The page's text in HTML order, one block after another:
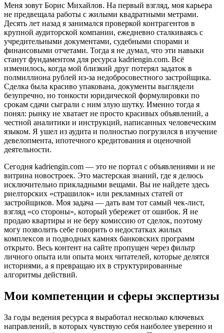
Меня зовут Борис Михайлов. На первый взгляд, моя карьера
не предвещала работы с жилыми квадратными метрами.
Десять лет назад я занимался проверкой контрагентов в
крупной аудиторской компании, ежедневно сталкиваясь с
учредительными документами, судебными спорами и
финансовыми отчетами. Тогда я не думал, что эти навыки
станут фундаментом для ресурса kadriengin.com. Всё
изменилось, когда мой близкий друг потерял задаток в
полмиллиона рублей из-за недобросовестного застройщика.
Сделка была красиво упакована, документы выглядели
безупречно, но тонкости юридической формулировки по
срокам сдачи сыграли с ним злую шутку. Именно тогда я
понял: рынку не хватает не просто красивых объявлений, а
честной аналитики и инструкций, написанных человеческим
языком. Я ушел из аудита и полностью погрузился в изучение
девелопмента, ипотечного кредитования и оценочной
деятельности.
Сегодня kadriengin.com — это не портал с объявлениями и не
витрина новостроек. Это мастерская знаний, где я делюсь
исключительно прикладными вещами. Вы не найдете здесь
риелторских «страшилок» или рекламных статей от
застройщиков. Моя задача — дать вам тот самый чек-лист,
взгляд «со стороны», который убережет от ошибок. Я не
продаю квартиры и не беру комиссию от сделок, поэтому
могу позволить себе говорить о недостатках жилых
комплексов и подводных камнях банковских программ
открыто. Весь контент на сайте пропущен через фильтр
личного опыта или опыта моих читателей, которые делятся
историями, а я превращаю их в структурированные
алгоритмы действий.
Мои компетенции и сферы экспертизы
За годы ведения ресурса я выработал несколько ключевых
направлений, в которых чувствую себя наиболее уверенно и